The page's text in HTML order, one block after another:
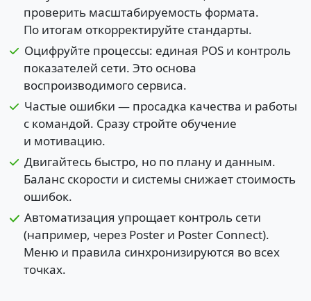
проверить масштабируемость формата.
По итогам откорректируйте стандарты.
Оцифруйте процессы: единая POS и контроль
показателей сети. Это основа
воспроизводимого сервиса.
Частые ошибки — просадка качества и работы
с командой. Сразу стройте обучение
и мотивацию.
Двигайтесь быстро, но по плану и данным.
Баланс скорости и системы снижает стоимость
ошибок.
Автоматизация упрощает контроль сети
(например, через Poster и Poster Connect).
Меню и правила синхронизируются во всех
точках.